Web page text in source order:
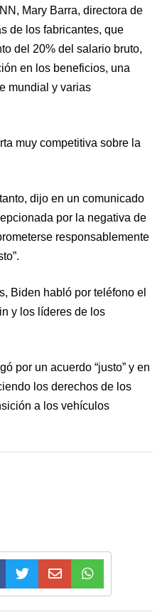
Mary Barra, directora de
de los fabricantes, que
del 20% del salario bruto,
en los beneficios, una
mundial y varias
muy competitiva sobre la
dijo en un comunicado
por la negativa de
responsablemente
Biden habló por teléfono el
y los líderes de los
por un acuerdo “justo” y en
los derechos de los
a los vehículos